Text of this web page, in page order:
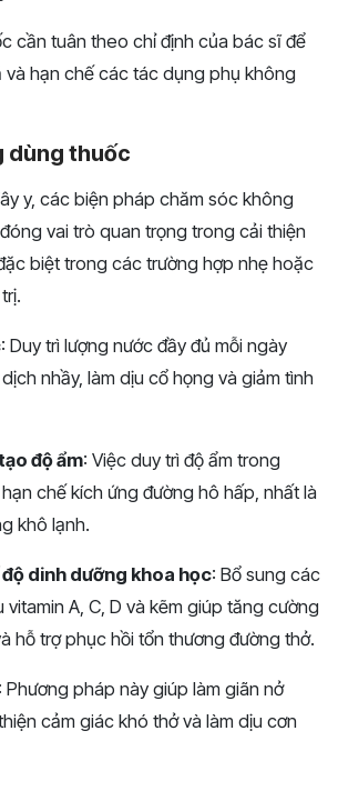
cần tuân theo chỉ định của bác sĩ để
và hạn chế các tác dụng phụ không
dùng thuốc
y, các biện pháp chăm sóc không
vai trò quan trọng trong cải thiện
biệt trong các trường hợp nhẹ hoặc
: Duy trì lượng nước đầy đủ mỗi ngày
nhầy, làm dịu cổ họng và giảm tình
độ ẩm: Việc duy trì độ ẩm trong
chế kích ứng đường hô hấp, nhất là
khô lạnh.
dinh dưỡng khoa học: Bổ sung các
vitamin A, C, D và kẽm giúp tăng cường
hỗ trợ phục hồi tổn thương đường thở.
: Phương pháp này giúp làm giãn nở
cảm giác khó thở và làm dịu cơn